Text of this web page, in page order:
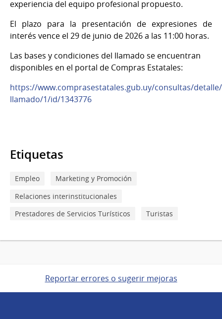
experiencia del equipo profesional propuesto.
El plazo para la presentación de expresiones de
interés vence el 29 de junio de 2026 a las 11:00 horas.
Las bases y condiciones del llamado se encuentran
disponibles en el portal de Compras Estatales:
https://www.comprasestatales.gub.uy/consultas/
llamado/1/id/1343776
Etiquetas
Empleo
Marketing y Promoción
Relaciones interinstitucionales
Prestadores de Servicios Turísticos
Turistas
Reportar errores o sugerir mejoras